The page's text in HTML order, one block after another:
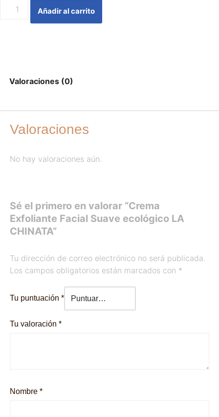
Añadir al carrito
Valoraciones (0)
Valoraciones
No hay valoraciones aún.
Sé el primero en valorar “Crema
Exfoliante Facial Suave ecológico LA
CHINATA”
Tu dirección de correo electrónico no será publicada.
Los campos obligatorios están marcados con *
Tu puntuación *
Tu valoración *
Nombre *